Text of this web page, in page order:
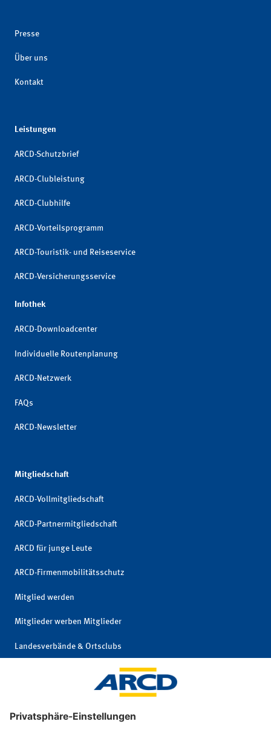
Presse
Über uns
Kontakt
Leistungen
ARCD-Schutzbrief
ARCD-Clubleistung
ARCD-Clubhilfe
ARCD-Vorteilsprogramm
ARCD-Touristik- und Reiseservice
ARCD-Versicherungsservice
Infothek
ARCD-Downloadcenter
Individuelle Routenplanung
ARCD-Netzwerk
FAQs
ARCD-Newsletter
Mitgliedschaft
ARCD-Vollmitgliedschaft
ARCD-Partnermitgliedschaft
ARCD für junge Leute
ARCD-Firmenmobilitätsschutz
Mitglied werden
Mitglieder werben Mitglieder
Landesverbände & Ortsclubs